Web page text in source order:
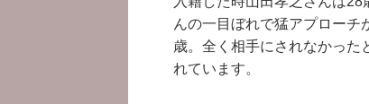
んの一目ぼれで猛アプロー
歳。全く相手にされなかった
れています。